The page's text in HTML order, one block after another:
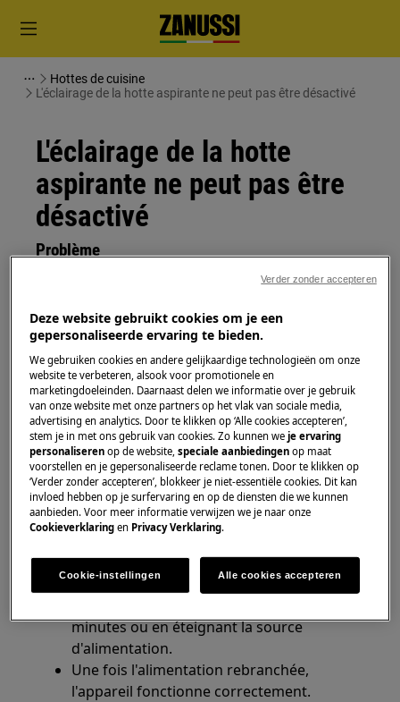
Hottes de cuisine
L'éclairage de la hotte aspirante ne peut pas être désactivé
L'éclairage de la hotte
aspirante ne peut pas être
désactivé
Problème
L'éclairage de la hotte aspirante ne peut
Les touches tactiles ne répondent pas
S'applique à
Hottes aspirantes (avec boutons tactiles)
Solution
1. Pour résoudre ce problème, procédez
Réinitialisez le couvercle en débranchant le
minutes ou en éteignant la source
d'alimentation.
Une fois l'alimentation rebranchée,
l'appareil fonctionne correctement.
Deze website gebruikt cookies om je een
gepersonaliseerde ervaring te bieden.
We gebruiken cookies en andere gelijkaardige technologieën om onze
website te verbeteren, alsook voor promotionele en
marketingdoeleinden. Daarnaast delen we informatie over je gebruik
van onze website met onze partners op het vlak van sociale media,
advertising en analytics. Door te klikken op ‘Alle cookies accepteren’,
stem je in met ons gebruik van cookies. Zo kunnen weje ervaring
personaliseren op de website,speciale aanbiedingen op maat
voorstellen en je gepersonaliseerde reclame tonen. Door te klikken op
‘Verder zonder accepteren’, blokkeer je niet-essentiële cookies. Dit kan
invloed hebben op je surfervaring en op de diensten die we kunnen
aanbieden. Voor meer informatie verwijzen we je naar onze
Cookieverklaring en Privacy Verklaring.
Cookie-instellingen Alle cookies accepteren
Verder zonder accepteren